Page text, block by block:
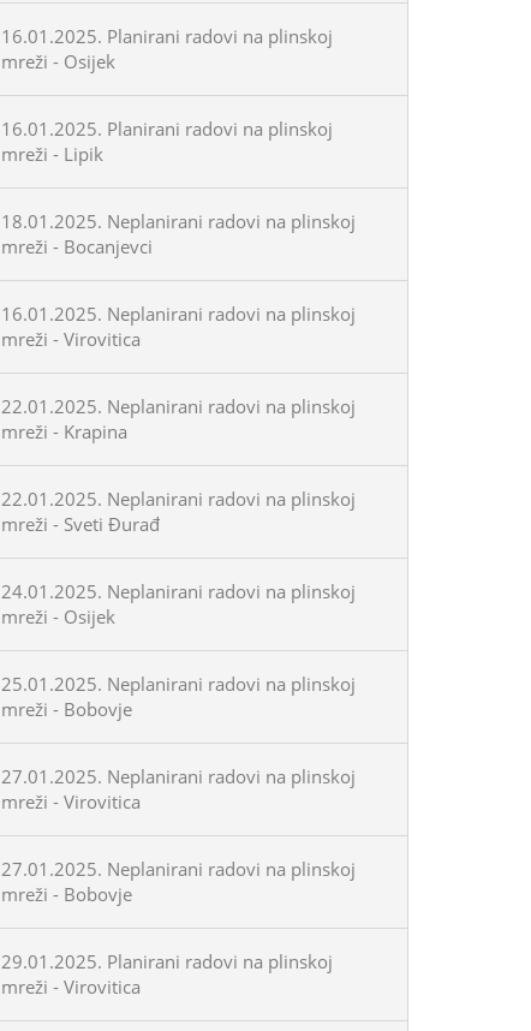
16.01.2025. Planirani radovi na plinskoj
mreži - Osijek
16.01.2025. Planirani radovi na plinskoj
mreži - Lipik
18.01.2025. Neplanirani radovi na plinskoj
mreži - Bocanjevci
16.01.2025. Neplanirani radovi na plinskoj
mreži - Virovitica
22.01.2025. Neplanirani radovi na plinskoj
mreži - Krapina
22.01.2025. Neplanirani radovi na plinskoj
mreži - Sveti Đurađ
24.01.2025. Neplanirani radovi na plinskoj
mreži - Osijek
25.01.2025. Neplanirani radovi na plinskoj
mreži - Bobovje
27.01.2025. Neplanirani radovi na plinskoj
mreži - Virovitica
27.01.2025. Neplanirani radovi na plinskoj
mreži - Bobovje
29.01.2025. Planirani radovi na plinskoj
mreži - Virovitica